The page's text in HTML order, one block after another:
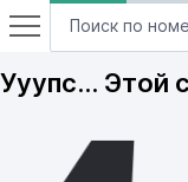
Ууупс… Этой